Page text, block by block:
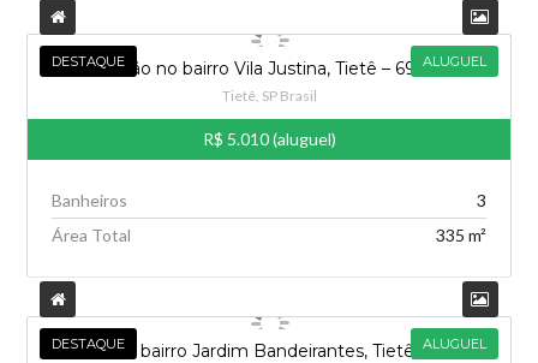
DESTAQUE ALUGUEL
Salão no bairro Vila Justina, Tietê – 6912
Tietê, SP Brasil
R$ 5.010 (aluguel)
Banheiros
3
Área Total
335 m²
DESTAQUE ALUGUEL
Casa no bairro Jardim Bandeirantes, Tietê – 6913